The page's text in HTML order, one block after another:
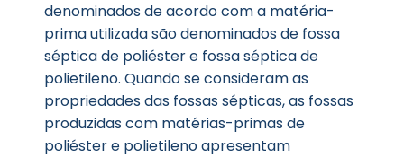
denominados de acordo com a matéria-
prima utilizada são denominados de fossa
séptica de poliéster e fossa séptica de
polietileno. Quando se consideram as
propriedades das fossas sépticas, as fossas
produzidas com matérias-primas de
poliéster e polietileno apresentam